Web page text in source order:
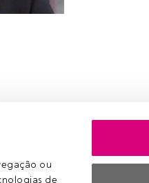
ou
de